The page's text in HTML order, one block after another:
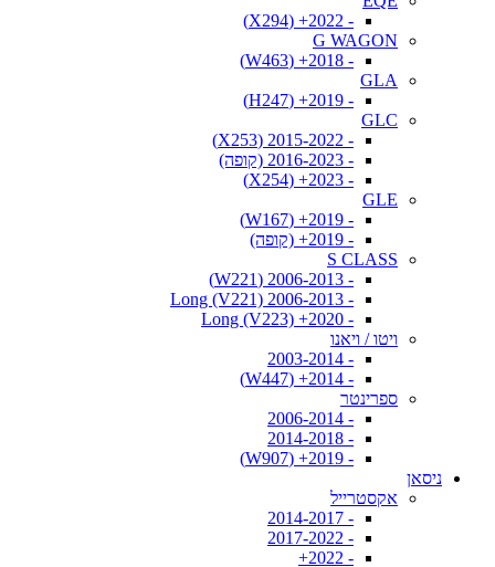
- 2022+ (X294)
G WAGON
- 2018+ (W463)
GLA
- 2019+ (H247)
GLC
- 2015-2022 (X253)
- 2016-2023 (קופה)
- 2023+ (X254)
GLE
- 2019+ (W167)
- 2019+ (קופה)
S CLASS
- 2006-2013 (W221)
- 2006-2013 Long (V221)
- 2020+ Long (V223)
ויטו / ויאנו
- 2003-2014
- 2014+ (W447)
ספרינטר
- 2006-2014
- 2014-2018
- 2019+ (W907)
ניסאן
אקסטרייל
- 2014-2017
- 2017-2022
- 2022+